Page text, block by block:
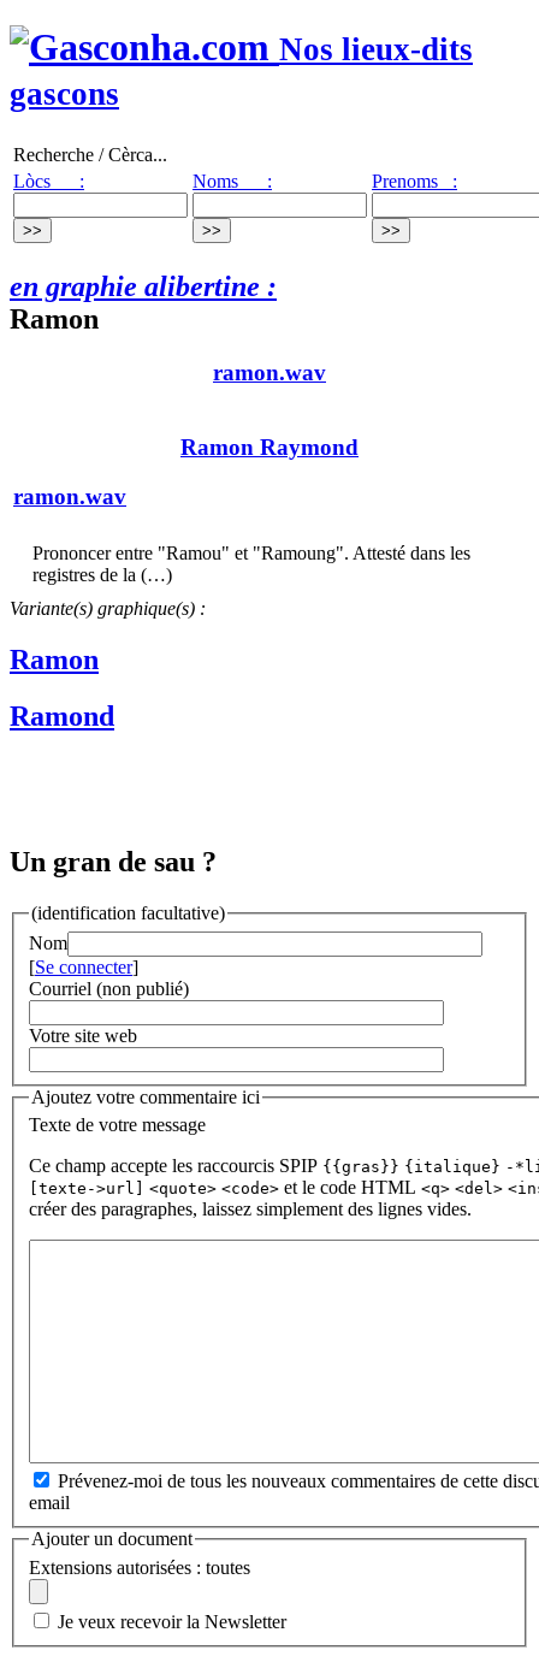
Nos lieux-dits
gascons
Recherche / Cèrca...
Lòcs :
Noms : Prenoms :
en graphie alibertine :
Ramon
ramon.wav
Ramon Raymond
ramon.wav
Prononcer entre "Ramou" et "Ramoung". Attesté dans les
registres de la (…)
Variante(s) graphique(s) :
Ramon
Ramond
Un gran de sau ?
(identification facultative)
Nom
[Se connecter]
Courriel (non publié)
Votre site web
Ajoutez votre commentaire ici
Texte de votre message
Ce champ accepte les raccourcis SPIP {{gras}} {italique} -
[texte->url]
<quote> <code> et le code HTML <q> <del>
créer des paragraphes, laissez simplement des lignes vides.
Prévenez-moi de tous les nouveaux commentaires de cette
email
Ajouter un document
Extensions autorisées : toutes
Je veux recevoir la Newsletter